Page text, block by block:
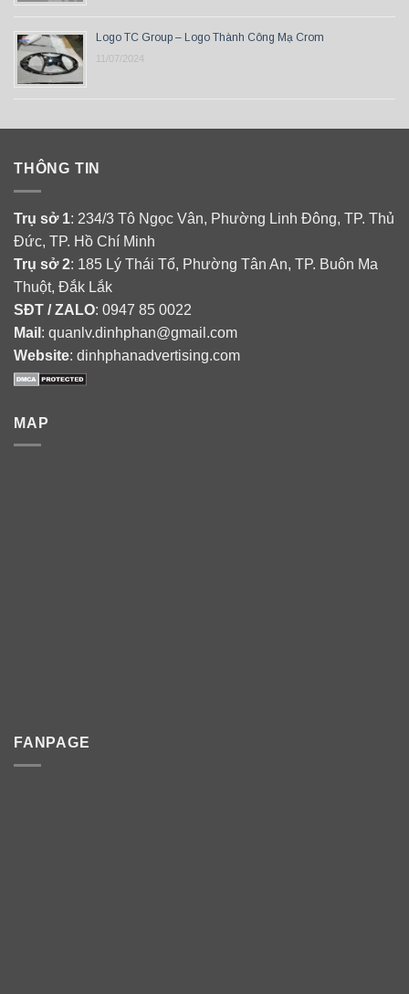
Logo TC Group – Logo Thành Công Mạ Crom
11/07/2024
THÔNG TIN
Trụ sở 1: 234/3 Tô Ngọc Vân, Phường Linh Đông, TP. Thủ
Đức, TP. Hồ Chí Minh
Trụ sở 2: 185 Lý Thái Tổ, Phường Tân An, TP. Buôn Ma
Thuột, Đắk Lắk
SĐT / ZALO: 0947 85 0022
Mail : quanlv.dinhphan@gmail.com
Website: dinhphanadvertising.com
MAP
FANPAGE